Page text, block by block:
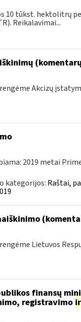
10 tūkst. hektolitrų
Reikalavimai...
Akcizų
2019 metai
kategorijos: Raštai,
Lietuvos
finansų
registravimo ir